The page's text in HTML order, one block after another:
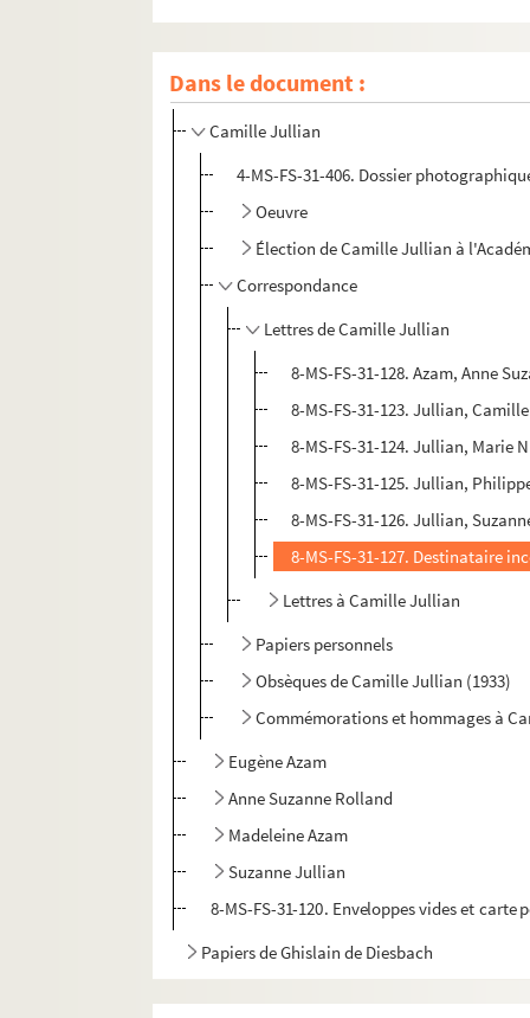
Dans le document :
Articles et documents sur Philippe Jullian
Papiers de famille
Camille Jullian
4-MS-FS-31-406. Dossier
Oeuvre
Élection de Camille Jullian à
Correspondance
Lettres de Camille Jullian
8-MS-FS-31-128. Azam, Anne
8-MS-FS-31-123. Jullian,
8-MS-FS-31-124. Jullian, Marie
8-MS-FS-31-125. Jullian,
8-MS-FS-31-126. Jullian,
8-MS-FS-31-127. Destinataire
Lettres à Camille Jullian
Papiers personnels
Obsèques de Camille Jullian (1933)
Commémorations et hommages à
Eugène Azam
Anne Suzanne Rolland
Madeleine Azam
Suzanne Jullian
8-MS-FS-31-120. Enveloppes vides et carte
Papiers de Ghislain de Diesbach